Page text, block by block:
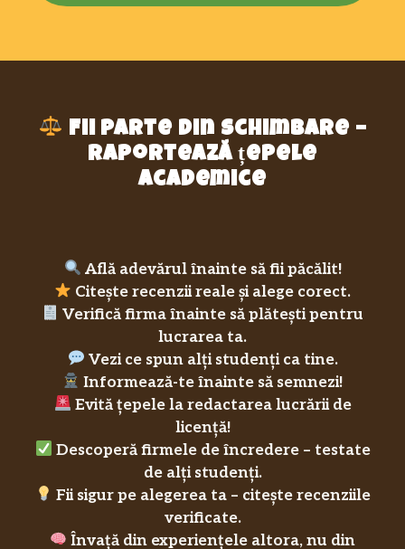
Fii parte din schimbare –
raportează țepele
academice
Află adevărul înainte să fii păcălit!
Citește recenzii reale și alege corect.
Verifică firma înainte să plătești pentru
lucrarea ta.
Vezi ce spun alți studenți ca tine.
Informează-te înainte să semnezi!
Evită țepele la redactarea lucrării de
licență!
Descoperă firmele de încredere – testate
de alți studenți.
Fii sigur pe alegerea ta – citește recenziile
verificate.
Învață din experiențele altora, nu din